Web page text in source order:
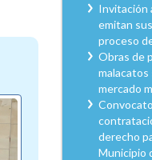
Invitación
emitan
proceso
Obras de
mercado
derecho
Municipio